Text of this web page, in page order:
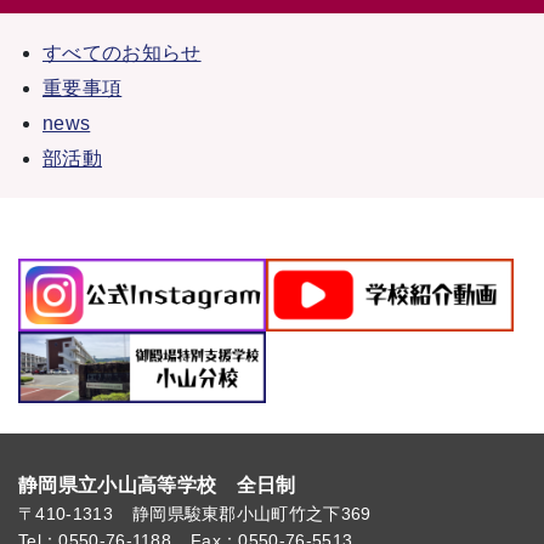
すべてのお知らせ
重要事項
news
部活動
静岡県立小山高等学校 全日制
〒410-1313
静岡県駿東郡小山町竹之下369